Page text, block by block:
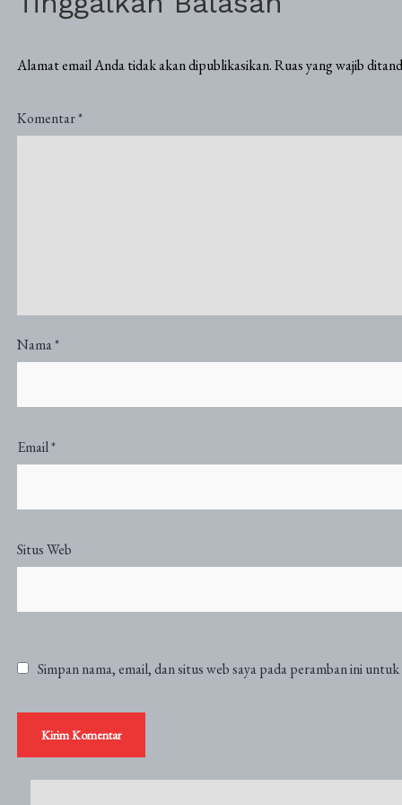
Alamat email Anda tidak akan dipublikasikan.Ruas yang wajib
Komentar*
Nama*
Email*
Situs Web
Simpan nama, email, dan situs web saya pada peramban ini